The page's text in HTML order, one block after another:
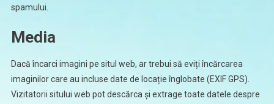
spamului.
Media
Dacă încarci imagini pe situl web, ar trebui să eviți încărcarea
imaginilor care au incluse date de locație înglobate (EXIF GPS).
Vizitatorii sitului web pot descărca și extrage toate datele despre